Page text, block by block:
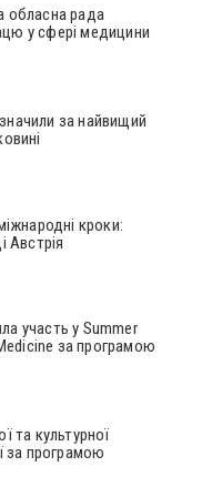
обласна рада
у сфері медицини
за найвищий
кроки:
Австрія
участь у Summer
за програмою
та культурної
за програмою